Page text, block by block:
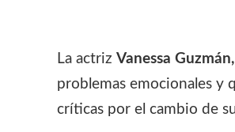
La actriz Vanessa Guzmán,
problemas emocionales y
críticas por el cambio de